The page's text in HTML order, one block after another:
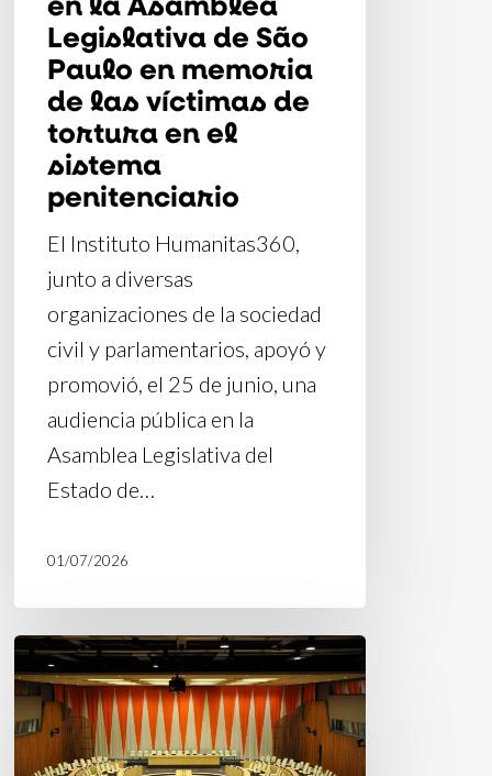
memoria
víctimas
tortura
sistema
penitenciario
Legislativa de São
Paulo en memoria
de las víctimas de
tortura en el
sistema
penitenciario
El Instituto Humanitas360,
junto a diversas
organizaciones de la sociedad
civil y parlamentarios, apoyó y
promovió, el 25 de junio, una
audiencia pública en la
Asamblea Legislativa del
Estado de…
01/07/2026
H360
obtiene
el
estatus